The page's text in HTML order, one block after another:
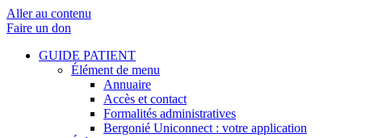
Aller au contenu
Faire un don
GUIDE PATIENT
Élément de menu
Annuaire
Accès et contact
Formalités administratives
Bergonié Uniconnect : votre application